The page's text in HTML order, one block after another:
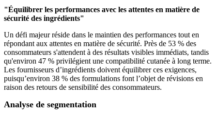
"Équilibrer les performances avec les attentes en matière de
sécurité des ingrédients"
Un défi majeur réside dans le maintien des performances tout en
répondant aux attentes en matière de sécurité. Près de 53 % des
consommateurs s'attendent à des résultats visibles immédiats, tandis
qu'environ 47 % privilégient une compatibilité cutanée à long terme.
Les fournisseurs d’ingrédients doivent équilibrer ces exigences,
puisqu’environ 38 % des formulations font l’objet de révisions en
raison des retours de sensibilité des consommateurs.
Analyse de segmentation